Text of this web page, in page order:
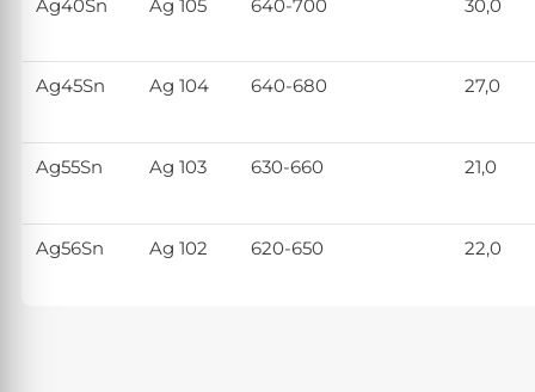
Ag40Sn Ag 105 640-700 30,0
Ag45Sn Ag 104 640-680 27,0
Ag55Sn Ag 103 630-660 21,0
Ag56Sn Ag 102 620-650 22,0